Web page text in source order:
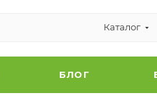
Каталог
БЛОГ